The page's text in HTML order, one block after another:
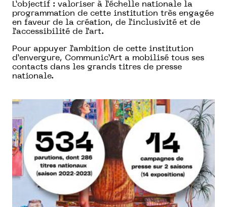
L’objectif : valoriser à l’échelle nationale la
programmation de cette institution très engagée
en faveur de la création, de l’inclusivité et de
l’accessibilité de l’art.
Pour appuyer l’ambition de cette institution
d’envergure, Communic’Art a mobilisé tous ses
contacts dans les grands titres de presse
nationale.